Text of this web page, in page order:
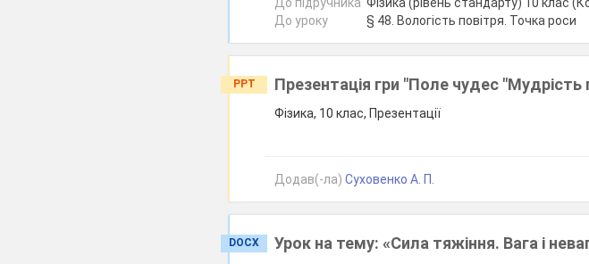
До уроку
§ 48. Вологість повітря. Точка роси
PPT Презентація гри "Поле чудес "Мудрість
Фізика, 10 клас, Презентації
Додав(-ла)Суховенко А. П.
DOCX Урок на тему: «Сила тяжіння. Вага і